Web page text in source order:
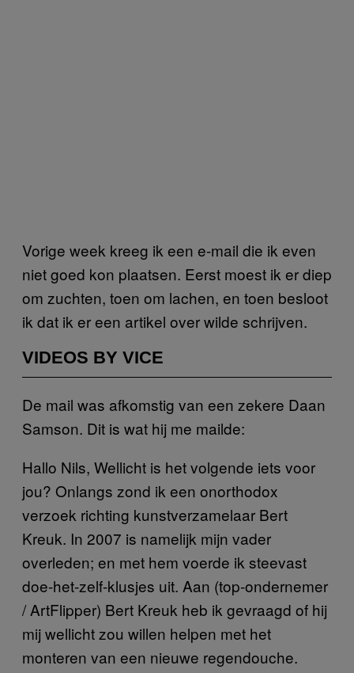
Vorige week kreeg ik een e-mail die ik even
niet goed kon plaatsen. Eerst moest ik er diep
om zuchten, toen om lachen, en toen besloot
ik dat ik er een artikel over wilde schrijven.
VIDEOS BY VICE
De mail was afkomstig van een zekere Daan
Samson. Dit is wat hij me mailde:
Hallo Nils, Wellicht is het volgende iets voor
jou? Onlangs zond ik een onorthodox
verzoek richting kunstverzamelaar Bert
Kreuk. In 2007 is namelijk mijn vader
overleden; en met hem voerde ik steevast
doe-het-zelf-klusjes uit. Aan (top-ondernemer
/ ArtFlipper) Bert Kreuk heb ik gevraagd of hij
mij wellicht zou willen helpen met het
monteren van een nieuwe regendouche.